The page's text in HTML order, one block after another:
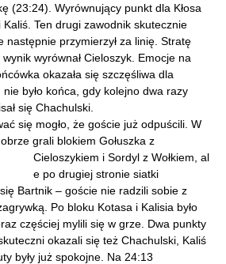
(23:24). Wyrównujący punkt dla Kłosa
Ten drugi zawodnik skutecznie
następnie przymierzył za linię. Stratę
wyrównał Cieloszyk. Emocje na
okazała się szczęśliwa dla
było końca, gdy kolejno dwa razy
się Chachulski.
się mogło, że goście już odpuścili. W
grali blokiem Gołuszka z
Cieloszykiem i Sordyl z Wołkiem, al
e po drugiej stronie siatki
Bartnik – goście nie radzili sobie z
Po bloku Kotasa i Kalisia było
częściej mylili się w grze. Dwa punkty
okazali się też Chachulski, Kaliś
były już spokojne. Na 24:13